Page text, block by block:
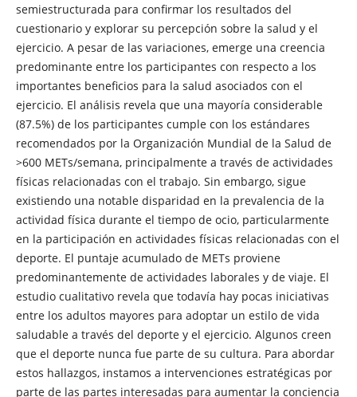
semiestructurada para confirmar los resultados del
cuestionario y explorar su percepción sobre la salud y el
ejercicio. A pesar de las variaciones, emerge una creencia
predominante entre los participantes con respecto a los
importantes beneficios para la salud asociados con el
ejercicio. El análisis revela que una mayoría considerable
(87.5%) de los participantes cumple con los estándares
recomendados por la Organización Mundial de la Salud de
>600 METs/semana, principalmente a través de actividades
físicas relacionadas con el trabajo. Sin embargo, sigue
existiendo una notable disparidad en la prevalencia de la
actividad física durante el tiempo de ocio, particularmente
en la participación en actividades físicas relacionadas con el
deporte. El puntaje acumulado de METs proviene
predominantemente de actividades laborales y de viaje. El
estudio cualitativo revela que todavía hay pocas iniciativas
entre los adultos mayores para adoptar un estilo de vida
saludable a través del deporte y el ejercicio. Algunos creen
que el deporte nunca fue parte de su cultura. Para abordar
estos hallazgos, instamos a intervenciones estratégicas por
parte de las partes interesadas para aumentar la conciencia